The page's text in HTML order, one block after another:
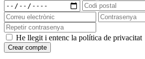
He llegit i entenc la política de privacitat
Crear compte